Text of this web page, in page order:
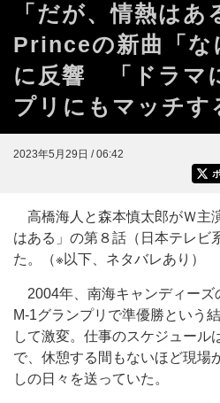
「だが、情熱は
Princeの新曲「な
に反響 「ドラマ
プリにもマッチす
2023年5月29日 / 06:42
高橋海人と森本慎太郎がＷ主
はある」の第８話（日本テレビ
た。（※以下、ネタバレあり）
2004年、南海キャンディーズ
M-1グランプリで準優勝という
して激変。仕事のスケジュール
で、休憩する間もないほど現場
しの日々を送っていた。